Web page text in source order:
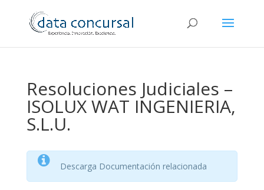
Resoluciones Judiciales –
ISOLUX WAT INGENIERIA,
S.L.U.
Descarga Documentación relacionada